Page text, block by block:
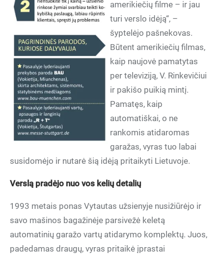
amerikiečių filme – ir jau
turi verslo idėją“, –
šyptelėjo pašnekovas.
Būtent amerikiečių filmas,
kaip naujovė pamatytas
per televiziją, V. Rinkevičiui
ir pakišo puikią mintį.
Pamatęs, kaip
automatiškai, o ne
rankomis atidaromas
garažas, vyras tuo labai
susidomėjo ir nutarė šią idėją pritaikyti Lietuvoje.
Verslą pradėjo nuo vos kelių detalių
1993 metais ponas Vytautas užsienyje nusižiūrėjo ir
savo mašinos bagažinėje parsivežė keletą
automatinių garažo vartų atidarymo komplektų. Juos,
padedamas draugų, vyras pritaikė įprastai